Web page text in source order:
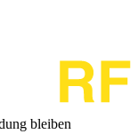
bleiben